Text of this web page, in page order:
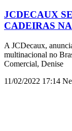
JCDECAUX
CADEIRAS
A JCDecaux,
multinacional no
Comercial, Denise
11/02/2022 17:14